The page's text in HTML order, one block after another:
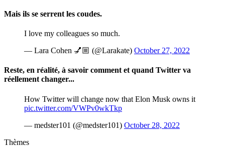
Mais ils se serrent les coudes.
I love my colleagues so much.
— Lara Cohen 💅🏼 (@Larakate) October 27, 2022
Reste, en réalité, à savoir comment et quand Twitter va
réellement changer...
How Twitter will change now that Elon Musk owns it
pic.twitter.com/VWPv0wkTkp
— medster101 (@medster101) October 28, 2022
Thèmes